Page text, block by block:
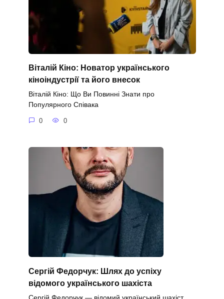
Віталій Кіно: Новатор українського
кіноіндустрії та його внесок
Віталій Кіно: Що Ви Повинні Знати про
Популярного Співака
0 0
Сергій Федорчук: Шлях до успіху
відомого українського шахіста
Сергій Федорчук — відомий український шахіст,